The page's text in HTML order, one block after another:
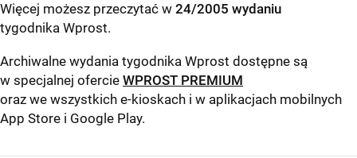
Więcej możesz przeczytać w 24/2005 wydaniu
tygodnika Wprost.
Archiwalne wydania tygodnika Wprost dostępne są
w specjalnej ofercie WPROST PREMIUM
oraz we wszystkich e-kioskach i w aplikacjach mobilnych
App Store i Google Play.